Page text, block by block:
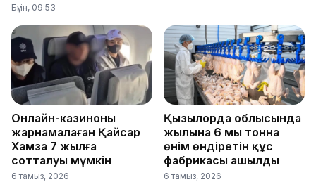
Бүгін, 09:53
Онлайн-казиноны
жарнамалаған Қайсар
Хамза 7 жылға
сотталуы мүмкін
6 тамыз, 2026
Қызылорда облысында
жылына 6 мың тонна
өнім өндіретін құс
фабрикасы ашылды
6 тамыз, 2026